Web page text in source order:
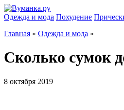
Одежда и мода Похудение
Главная » Одежда и мода »
Сколько сумок
8 октября 2019